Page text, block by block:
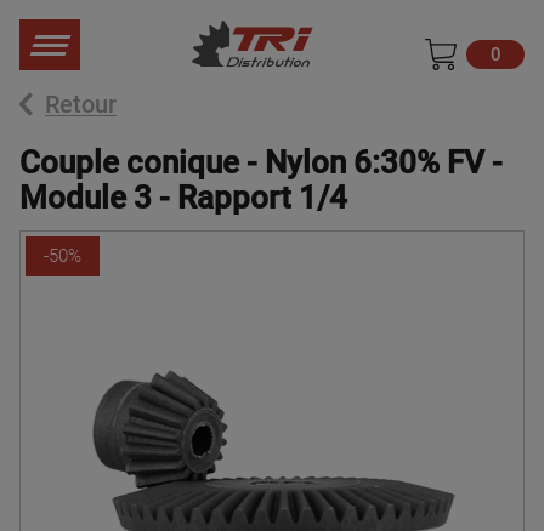
0
Retour
Couple conique - Nylon 6:30% FV -
Module 3 - Rapport 1/4
-50%